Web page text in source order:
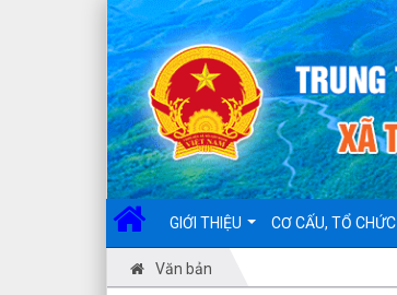
GIỚI THIỆU CƠ CẤU, TỔ CHỨC
Văn bản